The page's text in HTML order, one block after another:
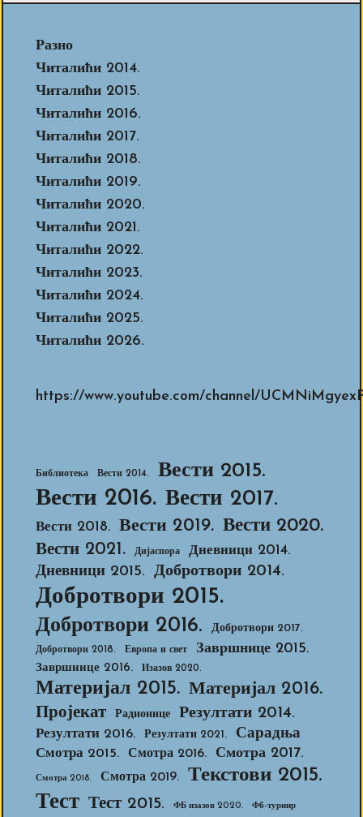
Разно
Читалићи 2014.
Читалићи 2015.
Читалићи 2016.
Читалићи 2017.
Читалићи 2018.
Читалићи 2019.
Читалићи 2020.
Читалићи 2021.
Читалићи 2022.
Читалићи 2023.
Читалићи 2024.
Читалићи 2025.
Читалићи 2026.
https://www.youtube.com/channel/
Библиотека Вести 2014. Вести 2015.
Вести 2016. Вести 2017.
Вести 2018. Вести 2019. Вести 2020.
Вести 2021. Дијаспора Дневници 2014.
Дневници 2015. Добротвори 2014.
Добротвори 2015.
Добротвори 2016. Добротвори 2017.
Добротвори 2018. Европа и свет Завршнице 2015.
Завршнице 2016. Изазов 2020.
Материјал 2015. Материјал 2016.
Пројекат Радионице Резултати 2014.
Резултати 2016. Резултати 2021. Сарадња
Смотра 2015. Смотра 2016. Смотра 2017.
Смотра 2018. Смотра 2019. Текстови 2015.
Тест Тест 2015. ФБ изазов 2020. Фб-турнир